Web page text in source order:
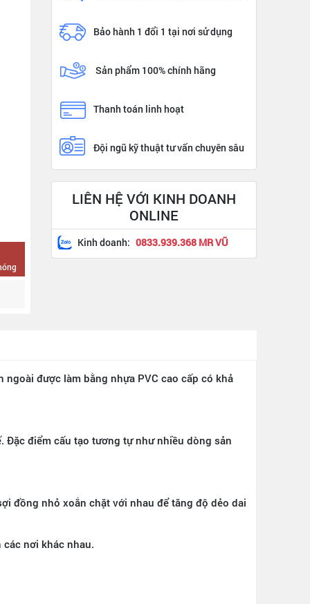
Bảo hành 1 đổi 1 tại nơi sử dụng
Sản phẩm 100% chính hãng
Thanh toán linh hoạt
Đội ngũ kỹ thuật tư vấn chuyên sâu
LIÊN HỆ VỚI KINH DOANH
ONLINE
Kinh doanh: 0833.939.368 MR VŨ
được làm bằng nhựa PVC cao cấp có khả
Đặc điểm cấu tạo tương tự như nhiều dòng sản
đồng nhỏ xoắn chặt với nhau để tăng độ dẻo dai
nơi khác nhau.